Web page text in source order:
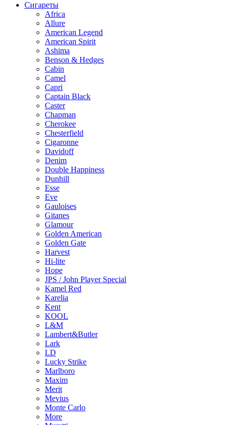
Сигареты
Africa
Allure
American Legend
American Spirit
Ashima
Benson & Hedges
Cabin
Camel
Capri
Captain Black
Caster
Chapman
Cherokee
Chesterfield
Cigaronne
Davidoff
Denim
Double Happiness
Dunhill
Esse
Eve
Gauloises
Gitanes
Glamour
Golden American
Golden Gate
Harvest
Hi-lite
Hope
JPS / John Player Special
Kamel Red
Karelia
Kent
KOOL
L&M
Lambert&Butler
Lark
LD
Lucky Strike
Marlboro
Maxim
Merit
Mevius
Monte Carlo
More